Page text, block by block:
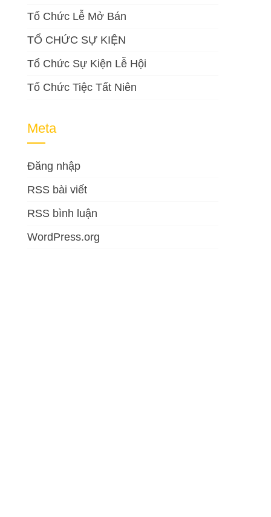
Tổ Chức Lễ Mở Bán
TỔ CHỨC SỰ KIỆN
Tổ Chức Sự Kiện Lễ Hội
Tổ Chức Tiệc Tất Niên
Meta
Đăng nhập
RSS bài viết
RSS bình luận
WordPress.org